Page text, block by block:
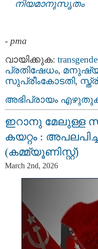
നിയമാനുസൃതം
- pma
വായിക്കുക:
പ്രതിഷേധം,
സുപ്രീംകോടതി,
അഭിപ്രായം
ഇറാനു മേലുള്ള
കയറ്റം :
(കമ്മ്യൂണിസ്റ്റ്)
March 2nd, 2026